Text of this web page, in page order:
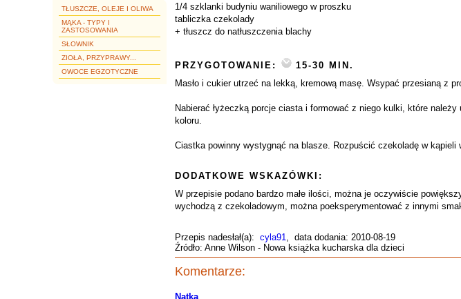
TŁUSZCZE, OLEJE I OLIWA
MĄKA - TYPY I
ZASTOSOWANIA
SŁOWNIK
ZIOŁA, PRZYPRAWY...
OWOCE EGZOTYCZNE
1/4 szklanki budyniu waniliowego w proszku
tabliczka czekolady
+ tłuszcz do natłuszczenia blachy
PRZYGOTOWANIE:
15-30 MIN.
Masło i cukier utrzeć na lekką, kremową masę. Wsypać przesianą z
Nabierać łyżeczką porcje ciasta i formować z niego kulki, które
koloru.
Ciastka powinny wystygnąć na blasze. Rozpuścić czekoladę w
DODATKOWE WSKAZÓWKI:
W przepisie podano bardzo małe ilości, można je oczywiście
wychodzą z czekoladowym, można poeksperymentować z innymi
Przepis nadesłał(a): cyla91, data dodania: 2010-08-19
Źródło: Anne Wilson - Nowa książka kucharska dla dzieci
Komentarze:
Natka